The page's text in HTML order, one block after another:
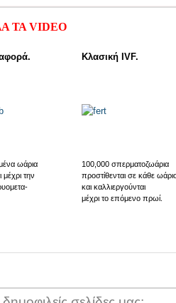
ΤΑ VIDEO
Κλασική IVF.
ωάρια
μέχρι την
100,000 σπερματοζωάρια
προστίθενται σε κάθε
και καλλιεργούνται
μέχρι το επόμενο πρωί.